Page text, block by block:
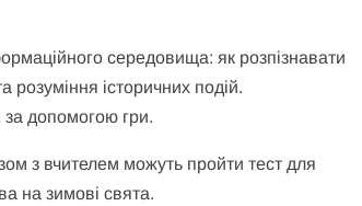
середовища: як розпізнавати
розуміння історичних подій.
допомогою гри.
з вчителем можуть пройти тест для
на зимові свята.